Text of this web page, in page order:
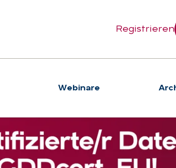
Registrieren
We­bi­na­re